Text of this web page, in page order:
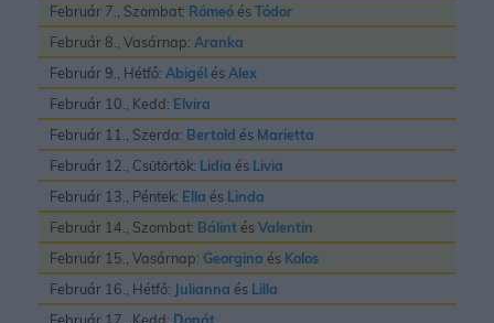
Február 7., Szombat: Rómeó ésTódor
Február 8., Vasárnap: Aranka
Február 9., Hétfő: Abigél ésAlex
Február 10., Kedd: Elvira
Február 11., Szerda: Bertold és Marietta
Február 12., Csütörtök: Lidia és Livia
Február 13., Péntek: Ella és Linda
Február 14., Szombat: Bálint ésValentin
Február 15., Vasárnap: Georgina és Kolos
Február 16., Hétfő: Julianna és Lilla